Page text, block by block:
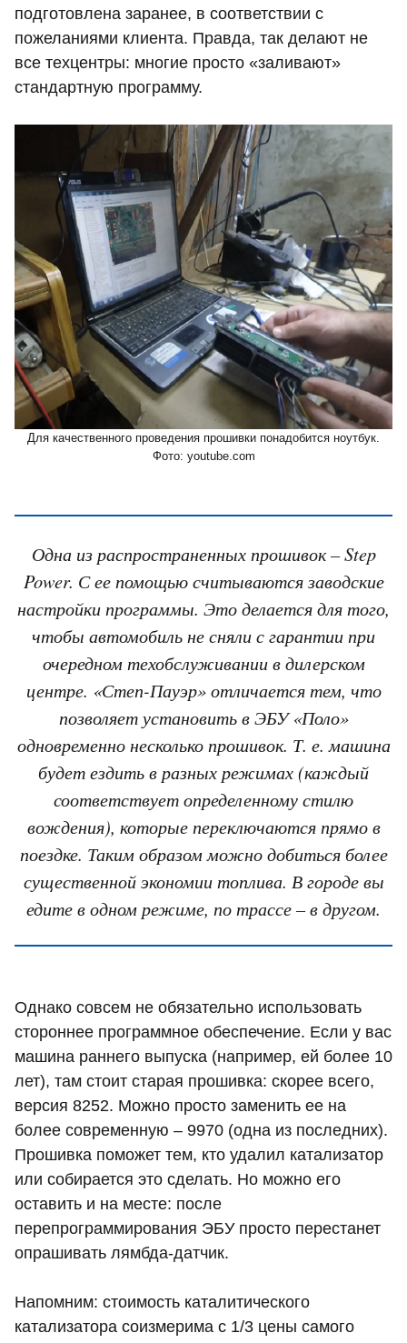
подготовлена заранее, в соответствии с
пожеланиями клиента. Правда, так делают не
все техцентры: многие просто «заливают»
стандартную программу.
Для качественного проведения прошивки понадобится ноутбук.
Фото: youtube.com
Одна из распространенных прошивок – Step
Power. С ее помощью считываются заводские
настройки программы. Это делается для того,
чтобы автомобиль не сняли с гарантии при
очередном техобслуживании в дилерском
центре. «Степ-Пауэр» отличается тем, что
позволяет установить в ЭБУ «Поло»
одновременно несколько прошивок. Т. е. машина
будет ездить в разных режимах (каждый
соответствует определенному стилю
вождения), которые переключаются прямо в
поездке. Таким образом можно добиться более
существенной экономии топлива. В городе вы
едите в одном режиме, по трассе – в другом.
Однако совсем не обязательно использовать
стороннее программное обеспечение. Если у вас
машина раннего выпуска (например, ей более 10
лет), там стоит старая прошивка: скорее всего,
версия 8252. Можно просто заменить ее на
более современную – 9970 (одна из последних).
Прошивка поможет тем, кто удалил катализатор
или собирается это сделать. Но можно его
оставить и на месте: после
перепрограммирования ЭБУ просто перестанет
опрашивать лямбда-датчик.
Напомним: стоимость каталитического
катализатора соизмерима с 1/3 цены самого